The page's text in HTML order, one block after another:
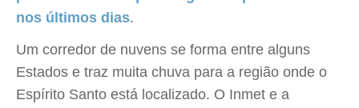
nos últimos dias.
Um corredor de nuvens se forma entre alguns
Estados e traz muita chuva para a região onde o
Espírito Santo está localizado. O Inmet e a